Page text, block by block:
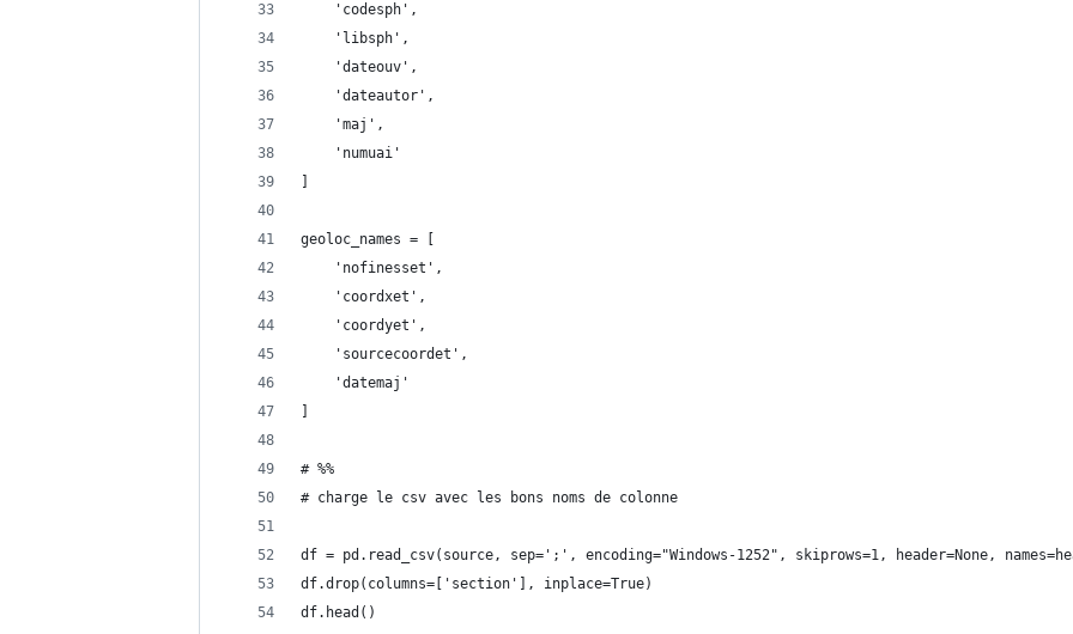
    'codesph',
    'libsph',
    'dateouv',
    'dateautor',
    'maj',
    'numuai'
geoloc_names = [
    'nofinesset',
    'coordxet',
    'coordyet',
    'sourcecoordet',
    'datemaj'
# %%
# charge le csv avec les bons noms de colonne
df = pd.read_csv(source, sep=';', encoding="Windows-1252", skiprows=1, header=None,
df.drop(columns=['section'], inplace=True)
df.head()